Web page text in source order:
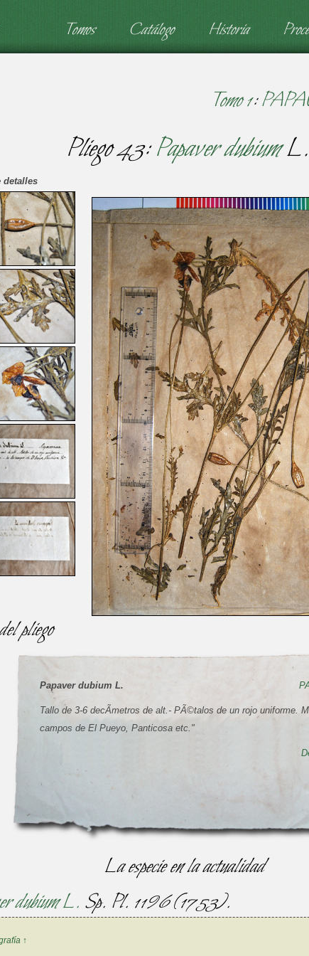
Tomos Catálogo Historia
Tomo 1:
Pliego 43:Papaver dubiumL.
detalles
pliego
Papaver dubium L.
Tallo de 3-6 decÃ­metros de alt.- PÃ©talos de un rojo uniforme.
campos de El Pueyo, Panticosa etc."
La especie en la actualidad
dubium L. Sp. Pl. 1196 (1753).
↑